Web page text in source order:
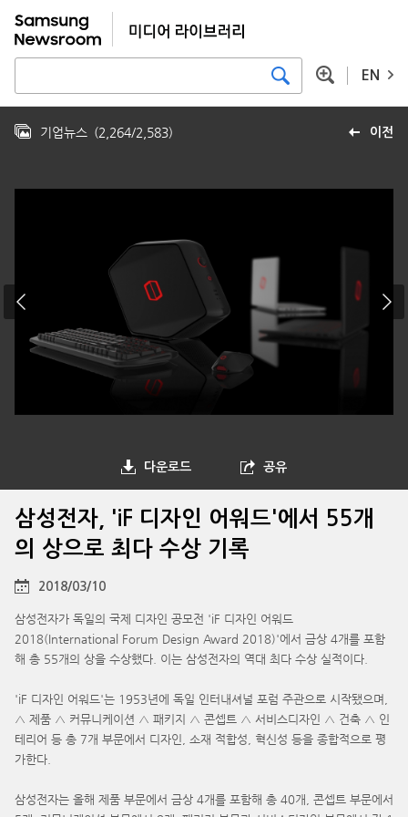
EN
이전
기업뉴스 (2,264/2,583)
다운로드 공유
삼성전자, 'iF 디자인 어워드'에서 55개
의 상으로 최다 수상 기록
2018/03/10
삼성전자가 독일의 국제 디자인 공모전 'iF 디자인 어워드
2018(International Forum Design Award 2018)'에서 금상 4개를 포함
해 총 55개의 상을 수상했다. 이는 삼성전자의 역대 최다 수상 실적이다.
'iF 디자인 어워드'는 1953년에 독일 인터내셔널 포럼 주관으로 시작됐으며,
△ 제품 △ 커뮤니케이션 △ 패키지 △ 콘셉트 △ 서비스디자인 △ 건축 △ 인
테리어 등 총 7개 부문에서 디자인, 소재 적합성, 혁신성 등을 종합적으로 평
가한다.
삼성전자는 올해 제품 부문에서 금상 4개를 포함해 총 40개, 콘셉트 부문에서